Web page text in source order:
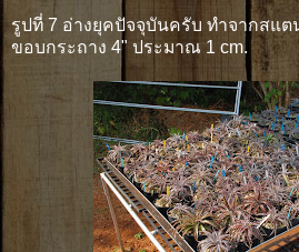
รูปที่ 7 อ่างยุคปัจจุบันครับ ทำจากสแต
ขอบกระถาง 4" ประมาณ 1 cm.